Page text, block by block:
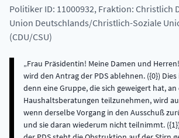
Politiker ID: 11000932, Fraktion: Christlich
Union Deutschlands/Christlich-Soziale
(CDU/CSU)
Frau Präsidentin! Meine Damen und
wird den Antrag der PDS ablehnen. ({0})
denn eine Gruppe, die sich geweigert hat, an
Haushaltsberatungen teilzunehmen, wird
wenn derselbe Vorgang in den Ausschuß
und sie daran wiederum nicht teilnimmt.